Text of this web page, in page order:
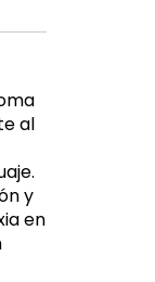
al
y
en